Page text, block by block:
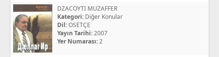
DZACOYTI MUZAFFER
Kategori: Diğer Konular
Dil:OSETÇE
Yayın Tarihi:2007
Yer Numarası:2